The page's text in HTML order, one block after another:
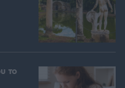
το